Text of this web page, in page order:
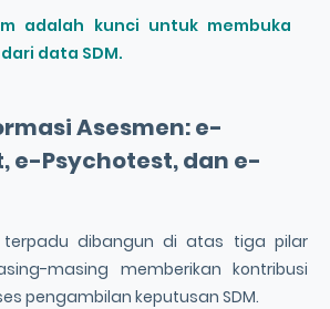
adalah kunci untuk membuka
data SDM.
Asesmen:e-
,e-Psychotest, dan e-
terpadu dibangun di atas tiga pilar
masing memberikan kontribusi
pengambilan keputusan SDM.